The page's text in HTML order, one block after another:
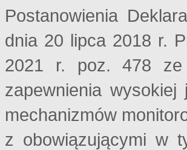
Postanowienia
dnia 20 lipca 2018 r.
2021 r. poz. 478 ze
zapewnienia wysokiej
mechanizmów
z obowiązującymi w